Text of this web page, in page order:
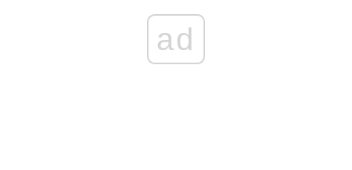
ad